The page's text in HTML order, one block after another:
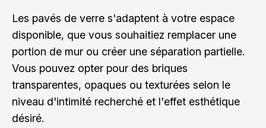
Les pavés de verre s'adaptent à votre espace
disponible, que vous souhaitiez remplacer une
portion de mur ou créer une séparation partielle.
Vous pouvez opter pour des briques
transparentes, opaques ou texturées selon le
niveau d'intimité recherché et l'effet esthétique
désiré.